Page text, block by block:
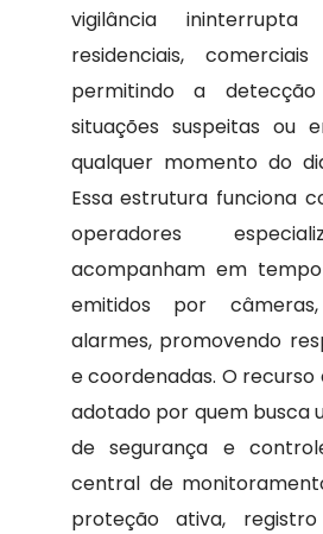
vigilância
residenciais,
permitindo a
situações suspeitas ou
qualquer momento do
Essa estrutura funciona
operadores
acompanham em
emitidos por
alarmes, promovendo
e coordenadas. O
adotado por quem busca
de segurança e
central de
proteção ativa,